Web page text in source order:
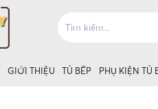
GIỚI THIỆU TỦ BẾP PHỤ KIỆN TỦ